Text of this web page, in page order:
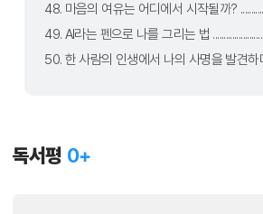
48. 마음의 여유는 어디에서 시작될까?
49. AI라는 펜으로 나를 그리는 법
50. 한 사람의 인생에서 나의 사명을 발견하
독서평 0+